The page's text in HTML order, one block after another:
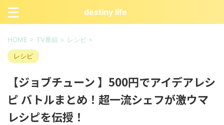
destiny life
HOME > TV番組 > レシピ >
レシピ
【ジョブチューン 】500円でアイデアレシ
ピ バトルまとめ！超一流シェフが激ウマ
レシピを伝授！